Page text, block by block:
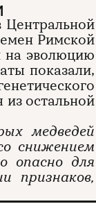
Римской
на эволюцию
показали,
остальной
медведей
снижением
опасно для
признаков,